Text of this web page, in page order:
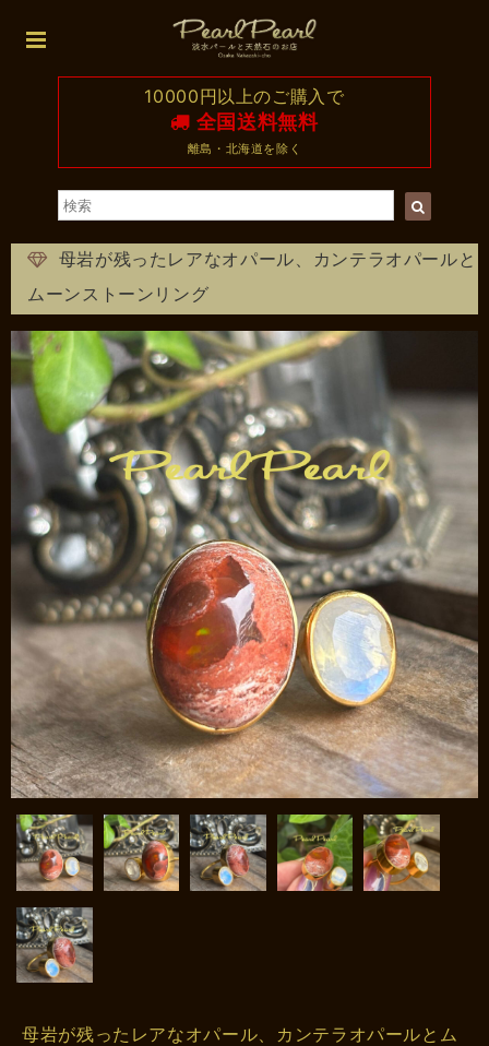
10000円以上のご購入で
全国送料無料
離島・北海道を除く
母岩が残ったレアなオパール、カンテラオパールと
ムーンストーンリング
母岩が残ったレアなオパール、カンテラオパールとム